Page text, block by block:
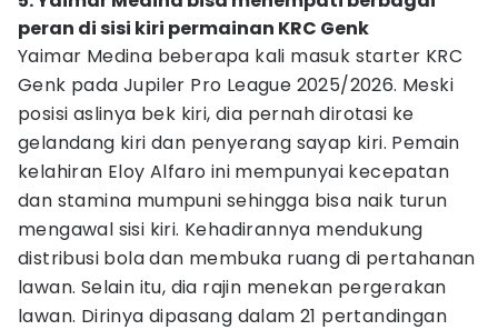
peran di sisi kiri permainan KRC Genk
Yaimar Medina beberapa kali masuk starter KRC
Genk pada Jupiler Pro League 2025/2026. Meski
posisi aslinya bek kiri, dia pernah dirotasi ke
gelandang kiri dan penyerang sayap kiri. Pemain
kelahiran Eloy Alfaro ini mempunyai kecepatan
dan stamina mumpuni sehingga bisa naik turun
mengawal sisi kiri. Kehadirannya mendukung
distribusi bola dan membuka ruang di pertahanan
lawan. Selain itu, dia rajin menekan pergerakan
lawan. Dirinya dipasang dalam 21 pertandingan